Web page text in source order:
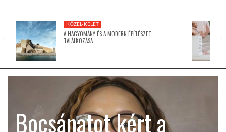
ÁZSIA
KÖZEL-KELET
KÖZEL-KELET
A HAGYOMÁNY ÉS A MODERN ÉPÍTÉSZET
TALÁLKOZÁSA…
Bocsánatot kért a